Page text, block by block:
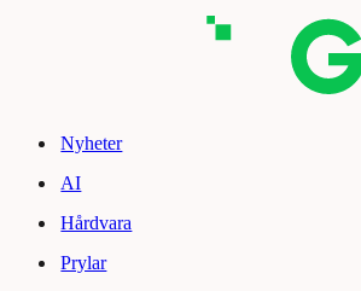
Nyheter
AI
Hårdvara
Prylar